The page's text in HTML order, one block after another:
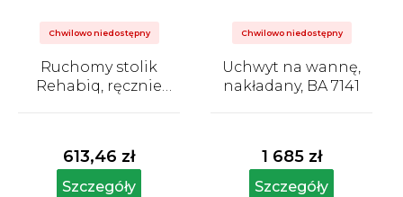
Ruchomy stolik
Rehabiq, ręcznie
produktu
wynosi
5,0
Chwilowo niedostępny
613,46 zł
Szczegóły
Uchwyt na wannę,
nakładany, BA 7141
produktu
wynosi
5,0
Chwilowo niedostępny
1 685 zł
Szczegóły